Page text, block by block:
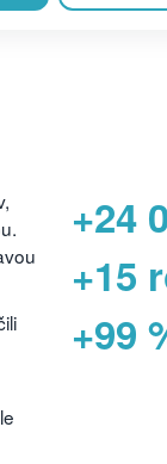
+24
+15
+99